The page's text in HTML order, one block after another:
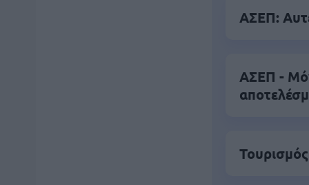
ΑΣΕΠ:
ΑΣΕΠ -